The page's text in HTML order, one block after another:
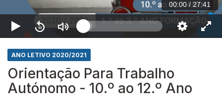
00:00 / 27:41
ANO LETIVO 2020/2021
Orientação Para Trabalho
Autónomo - 10.º ao 12.º Ano